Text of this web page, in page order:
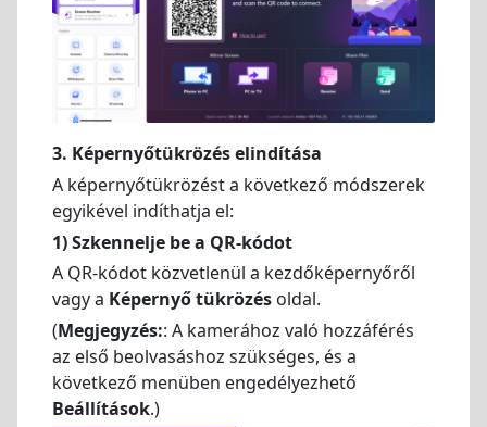
3. Képernyőtükrözés elindítása
A képernyőtükrözést a következő módszerek
egyikével indíthatja el:
1)Szkennelje be a QR-kódot
A QR-kódot közvetlenül a kezdőképernyőről
vagy a Képernyő tükrözés oldal.
(Megjegyzés:: A kamerához való hozzáférés
az első beolvasáshoz szükséges, és a
következő menüben engedélyezhető
Beállítások.)